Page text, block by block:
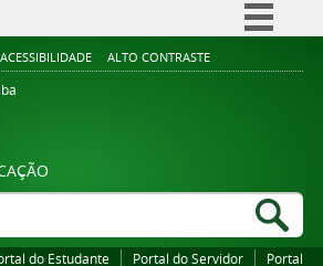
Simplifique!
Legislação
ACESSIBILIDADE ALTO CONTRASTE
do Estudante Portal do Servidor
Portal